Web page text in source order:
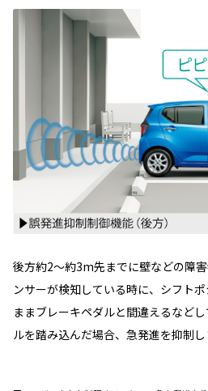
後方約2～約3m先までに壁などの障
ンサーが検知している時に、シフト
ままブレーキペダルと間違えるなど
ルを踏み込んだ場合、急発進を抑制し